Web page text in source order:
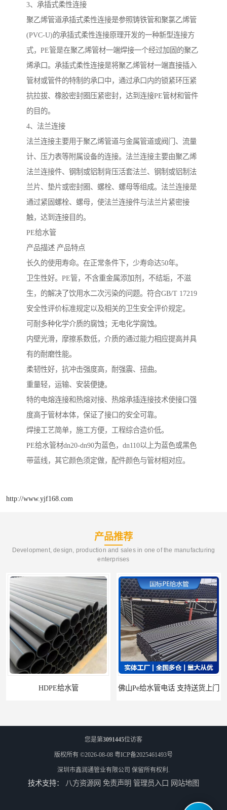
3、承插式柔性连接
聚乙烯管道承插式柔性连接是参照铸铁管和聚氯乙烯管
(PVC-U)的承插式柔性连接原理开发的一种新型连接方
式，PE管是在聚乙烯管材一端焊接一个经过加固的聚乙
烯承口。承插式柔性连接是将聚乙烯管材一端直接插入
管材或管件的特制的承口中，通过承口内的锁紧环压紧
抗拉拔、橡胶密封圈压紧密封，达到连接PE管材和管件
的目的。
4、法兰连接
法兰连接主要用于聚乙烯管道与金属管道或阀门、流量
计、压力表等附属设备的连接。法兰连接主要由聚乙烯
法兰连接件、钢制或铝制背压活套法兰、钢制或铝制法
兰片、垫片或密封圈、螺栓、螺母等组成。法兰连接是
通过紧固螺栓、螺母，使法兰连接件与法兰片紧密接
触，达到连接目的。
PE给水管
产品描述 产品特点
长久的使用寿命。在正常条件下，少寿命达50年。
卫生性好。PE管，不含重金属添加剂，不结垢，不滋
生，的解决了饮用水二次污染的问题。符合GB/T 17219
安全性评价标准规定以及相关的卫生安全评价规定。
可耐多种化学介质的腐蚀；无电化学腐蚀。
内壁光滑，摩擦系数低，介质的通过能力相应提高并具
有的耐磨性能。
柔韧性好，抗冲击强度高，耐强震、扭曲。
重量轻，运输、安装便捷。
特的电熔连接和热熔对接、热熔承插连接技术使接口强
度高于管材本体，保证了接口的安全可靠。
焊接工艺简单，施工方便，工程综合造价低。
PE给水管材dn20-dn90为蓝色，dn110以上为蓝色或黑色
带蓝线，其它颜色须定做，配件颜色与管材相对应。
http://www.yjf168.com
产品推荐
Development, design, production and sales in one of the manufacturing
enterprises
佛山Pe给水管电话 支持送货上门 HDPE电力管 HDPE顶管电缆管保护套管
您是第3091445位访客
版权所有 ©2026-08-08 粤ICP备2025461493号
深圳市鑫润通管业有限公司 保留所有权利.
技术支持： 八方资源网 免责声明 管理员入口 网站地图